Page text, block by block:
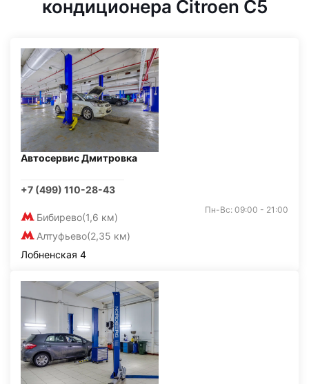
кондиционера Citroen C5
Автосервис Дмитровка
+7 (499) 110-28-43
Бибирево(1,6 км)
Алтуфьево(2,35 км)
Пн-Вс: 09:00 - 21:00
Лобненская 4